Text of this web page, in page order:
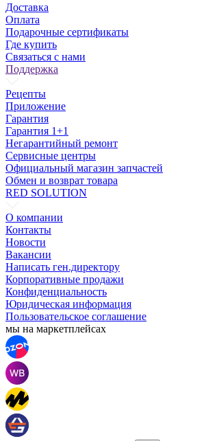
Доставка
Оплата
Подарочные сертификаты
Где купить
Связаться с нами
Поддержка
Рецепты
Приложение
Гарантия
Гарантия 1+1
Негарантийный ремонт
Сервисные центры
Официальный магазин запчастей
Обмен и возврат товара
RED SOLUTION
О компании
Контакты
Новости
Вакансии
Написать ген.директору
Корпоративные продажи
Конфиденциальность
Юридическая информация
Пользовательское соглашение
мы на маркетплейсах